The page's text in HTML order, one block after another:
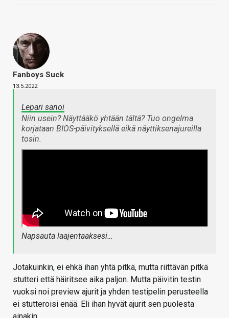
Fanboys Suck
13.5.2022
Lepari sanoi
Niin usein? Näyttääkö yhtään tältä? Tuo ongelma
korjataan BIOS-päivityksellä eikä näyttiksenajureilla
tosin.
Napsauta laajentaaksesi…
Jotakuinkin, ei ehkä ihan yhtä pitkä, mutta riittävän pitkä
stutteri että häiritsee aika paljon. Mutta päivitin testin
vuoksi noi preview ajurit ja yhden testipelin perusteella
ei stutteroisi enää. Eli ihan hyvät ajurit sen puolesta